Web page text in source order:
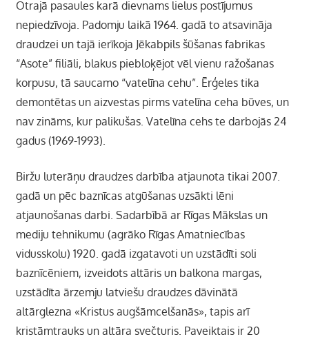
Otrajā pasaules karā dievnams lielus postījumus
nepiedzīvoja. Padomju laikā 1964. gadā to atsavināja
draudzei un tajā ierīkoja Jēkabpils šūšanas fabrikas
“Asote” filiāli, blakus piebloķējot vēl vienu ražošanas
korpusu, tā saucamo “vatelīna cehu”. Ērģeles tika
demontētas un aizvestas pirms vatelīna ceha būves, un
nav zināms, kur palikušas. Vatelīna cehs te darbojās 24
gadus (1969-1993).
Biržu luterāņu draudzes darbība atjaunota tikai 2007.
gadā un pēc baznīcas atgūšanas uzsākti lēni
atjaunošanas darbi. Sadarbībā ar Rīgas Mākslas un
mediju tehnikumu (agrāko Rīgas Amatniecības
vidusskolu) 1920. gadā izgatavoti un uzstādīti soli
baznīcēniem, izveidots altāris un balkona margas,
uzstādīta ārzemju latviešu draudzes dāvinātā
altārglezna «Kristus augšāmcelšanās», tapis arī
kristāmtrauks un altāra svečturis. Paveiktais ir 20